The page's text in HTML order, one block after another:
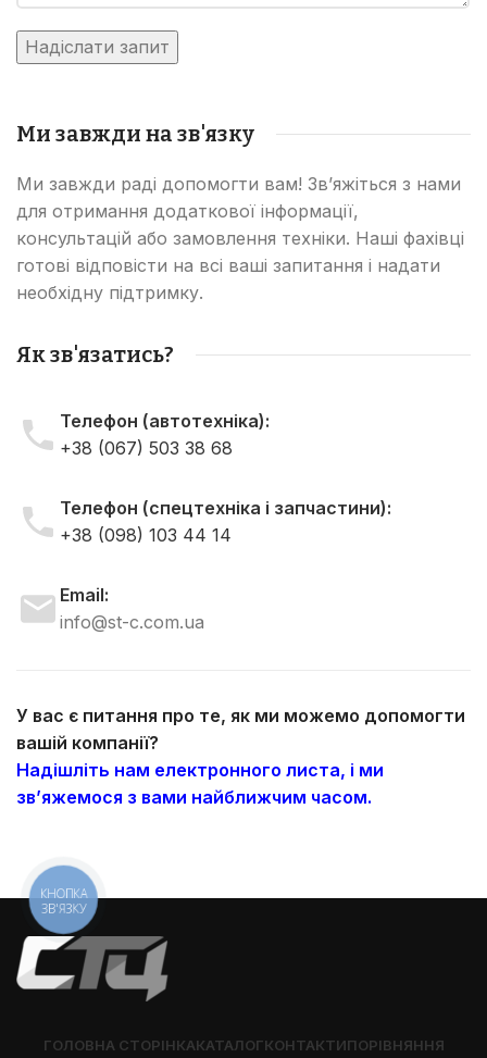
Ми завжди на зв'язку
Ми завжди раді допомогти вам! Зв’яжіться з нами
для отримання додаткової інформації,
консультацій або замовлення техніки. Наші фахівці
готові відповісти на всі ваші запитання і надати
необхідну підтримку.
Як зв'язатись?
Телефон (автотехніка):
+38 (067) 503 38 68
Телефон (спецтехніка і запчастини):
+38 (098) 103 44 14
Email:
info@st-c.com.ua
У вас є питання про те, як ми можемо допомогти
вашій компанії?
Надішліть нам електронного листа, і ми
зв’яжемося з вами найближчим часом.
ГОЛОВНА СТОРІНКАКАТАЛОГКОНТАКТИПОРІВНЯННЯ
КНОПКА
ЗВ'ЯЗКУ